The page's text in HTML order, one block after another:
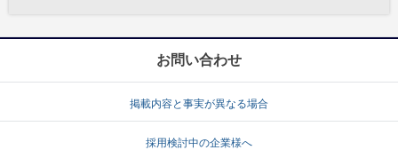
お問い合わせ
掲載内容と事実が異なる場合
採用検討中の企業様へ